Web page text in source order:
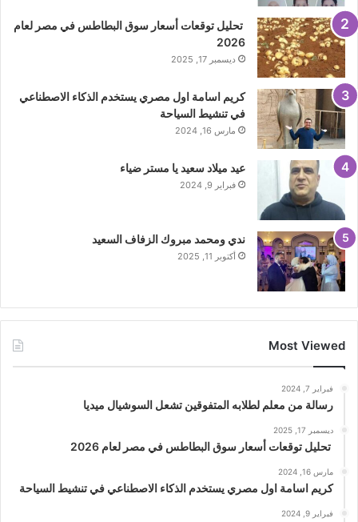
تحليل توقعات أسعار سوق البطاطس في مصر لعام
2026
ديسمبر 17, 2025
كريم اسامة اول مصري يستخدم الذكاء الاصطناعي
في تنشيط السياحة
مارس 16, 2024
عيد ميلاد سعيد يا مستر ضياء
فبراير 9, 2024
ندي ومحمد مبروك الزفاف السعيد
أكتوبر 11, 2025
Most Viewed
فبراير 7, 2024
رسالة من معلم لطلابه المتفوقين تشعل السوشيال ميديا
ديسمبر 17, 2025
تحليل توقعات أسعار سوق البطاطس في مصر لعام 2026
مارس 16, 2024
كريم اسامة اول مصري يستخدم الذكاء الاصطناعي في تنشيط السياحة
فبراير 9, 2024